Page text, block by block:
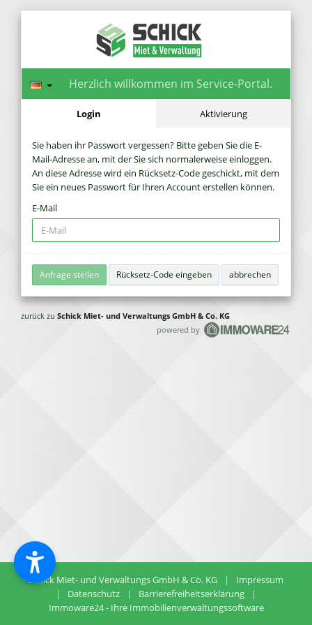
Herzlich willkommen im Service-Portal.
Login Aktivierung
Sie haben ihr Passwort vergessen? Bitte geben Sie die E-
Mail-Adresse an, mit der Sie sich normalerweise einloggen.
An diese Adresse wird ein Rücksetz-Code geschickt, mit dem
Sie ein neues Passwort für Ihren Account erstellen können.
E-Mail
Rücksetz-Code eingeben abbrechen
zurück zu Schick Miet- und Verwaltungs GmbH & Co. KG
powered by
Schick Miet- und Verwaltungs GmbH & Co. KG |
Impressum
|
Datenschutz | Barrierefreiheitserklärung
|
Immoware24 - Ihre Immobilienverwaltungssoftware